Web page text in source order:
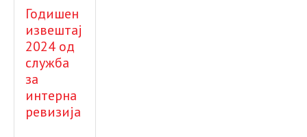
Годишен
извештај
2024 од
служба
за
интерна
ревизија